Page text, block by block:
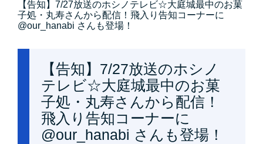
プライバシーポリシー
【告知】7/27放送のホシノテレビ☆大庭城最中のお菓
子処・丸寿さんから配信！飛入り告知コーナーに
@our_hanabi さんも登場！
【告知】7/27放送のホシノ
テレビ☆大庭城最中のお菓
子処・丸寿さんから配信！
飛入り告知コーナーに
@our_hanabi さんも登場！